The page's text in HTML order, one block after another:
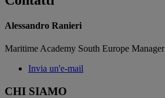
Alessandro Ranieri
Maritime Academy South Europe Manager
Invia un'e-mail
CHI SIAMO